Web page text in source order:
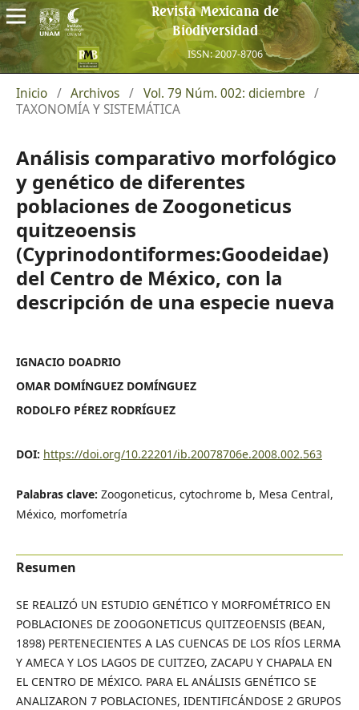
Revista Mexicana de
Biodiversidad
ISSN: 2007-8706
Inicio / Archivos / Vol. 79 Núm. 002: diciembre /
TAXONOMÍA Y SISTEMÁTICA
Análisis comparativo morfológico
y genético de diferentes
poblaciones de Zoogoneticus
quitzeoensis
(Cyprinodontiformes:Goodeidae)
del Centro de México, con la
descripción de una especie nueva
IGNACIO DOADRIO
OMAR DOMÍNGUEZ DOMÍNGUEZ
RODOLFO PÉREZ RODRÍGUEZ
DOI: https://doi.org/10.22201/ib.20078706e.2008.002.563
Palabras clave: Zoogoneticus, cytochrome b, Mesa Central,
México, morfometría
Resumen
SE REALIZÓ UN ESTUDIO GENÉTICO Y MORFOMÉTRICO EN
POBLACIONES DE ZOOGONETICUS QUITZEOENSIS (BEAN,
1898) PERTENECIENTES A LAS CUENCAS DE LOS RÍOS LERMA
Y AMECA Y LOS LAGOS DE CUITZEO, ZACAPU Y CHAPALA EN
EL CENTRO DE MÉXICO. PARA EL ANÁLISIS GENÉTICO SE
ANALIZARON 7 POBLACIONES, IDENTIFICÁNDOSE 2 GRUPOS